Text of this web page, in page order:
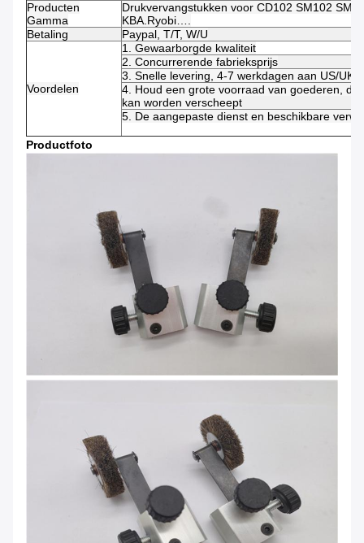
Producten
Gamma
Drukvervangstukken voor CD102 SM102
KBA.Ryobi….
Betaling
Paypal, T/T, W/U
Voordelen
1. Gewaarborgde kwaliteit
2. Concurrerende fabrieksprijs
3. Snelle levering, 4-7 werkdagen aan US/UK/
4. Houd een grote voorraad van goederen,
kan worden verscheept
5. De aangepaste dienst en beschikbare
Productfoto